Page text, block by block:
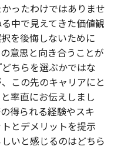
ったわけではありませ
中で見えてきた価値観
を後悔しないために
意思と向き合うことが
ちらを選ぶかではな
この先のキャリアにと
率直にお伝えしまし
得られる経験やスキ
とデメリットを提示
いと感じるのはどちら